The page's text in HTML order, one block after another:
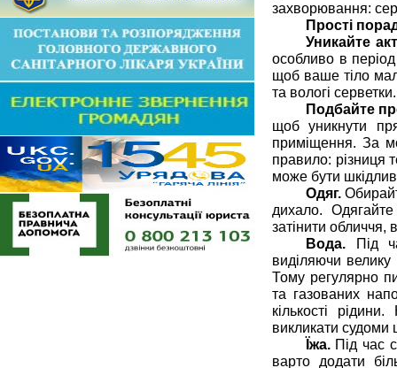
захворювання:
Прості
Уникайте
особливо в
щоб ваше тіло
та вологі серветки.
Подбайте
щоб уникнути
приміщення. За
правило: різниця
може бути
Одяг.
дихало.
затінити
Вода.Під
виділяючи
Тому регулярно
та газованих
кількості
викликати судоми
Їжа. Під час
варто додати